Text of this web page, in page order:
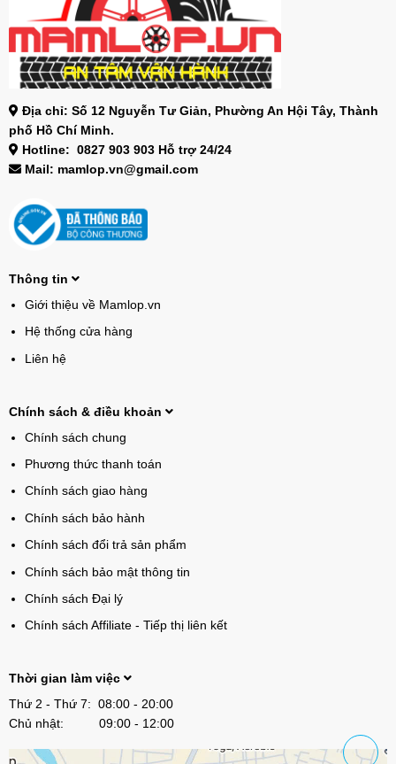
Địa chỉ: Số 12 Nguyễn Tư Giản, Phường An Hội Tây, Thành
phố Hồ Chí Minh.
Hotline: 0827 903 903 Hỗ trợ 24/24
Mail: mamlop.vn@gmail.com
Thông tin
Giới thiệu về Mamlop.vn
Hệ thống cửa hàng
Liên hệ
Chính sách & điều khoản
Chính sách chung
Phương thức thanh toán
Chính sách giao hàng
Chính sách bảo hành
Chính sách đổi trả sản phẩm
Chính sách bảo mật thông tin
Chính sách Đại lý
Chính sách Affiliate - Tiếp thị liên kết
Thời gian làm việc
Thứ 2 - Thứ 7: 08:00 - 20:00
Chủ nhật: 09:00 - 12:00